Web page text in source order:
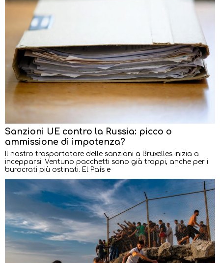
Sanzioni UE contro la Russia: picco o
ammissione di impotenza?
Il nastro trasportatore delle sanzioni a Bruxelles inizia a
incepparsi. Ventuno pacchetti sono già troppi, anche per i
burocrati più ostinati. El País e